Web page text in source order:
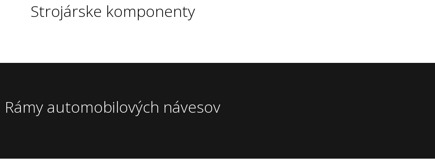
Strojárske komponenty
Rámy automobilových návesov